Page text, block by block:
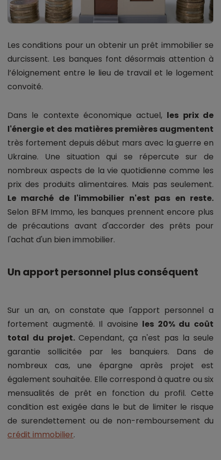
Les conditions pour un obtenir un prêt immobilier se
durcissent. Les banques font désormais attention à
l’éloignement entre le lieu de travail et le logement
convoité.
Dans le contexte économique actuel, les prix de
l'énergie et des matières premières augmentent
très fortement depuis début mars avec la guerre en
Ukraine. Une situation qui se répercute sur de
nombreux aspects de la vie quotidienne comme les
prix des produits alimentaires. Mais pas seulement.
Le marché de l'immobilier n'est pas en reste.
Selon BFM Immo, les banques prennent encore plus
de précautions avant d'accorder des prêts pour
l'achat d'un bien immobilier.
Un apport personnel plus conséquent
Sur un an, on constate que l'apport personnel a
fortement augmenté. Il avoisine les 20% du coût
total du projet. Cependant, ça n'est pas la seule
garantie sollicitée par les banquiers. Dans de
nombreux cas, une épargne après projet est
également souhaitée. Elle correspond à quatre ou six
mensualités de prêt en fonction du profil. Cette
condition est exigée dans le but de limiter le risque
de surendettement ou de non-remboursement du
crédit immobilier.